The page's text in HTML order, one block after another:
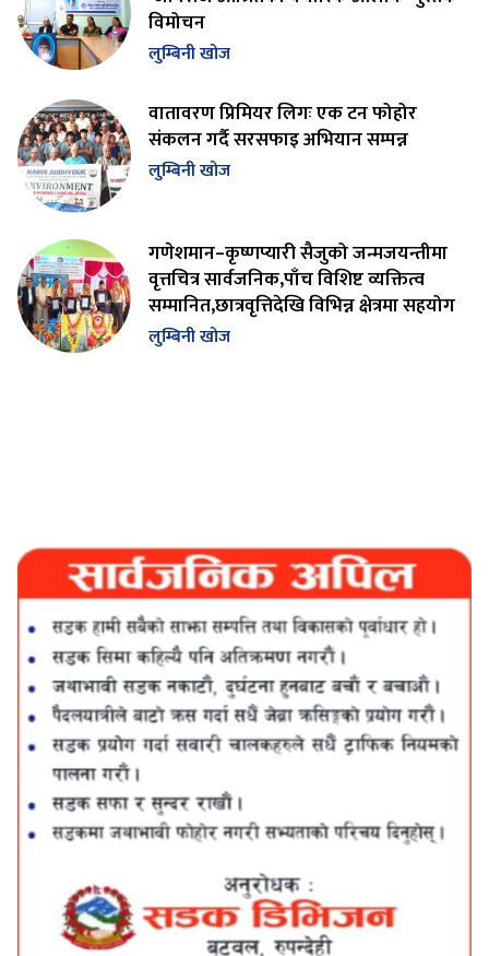
विमोचन
लुम्बिनी खोज
वातावरण प्रिमियर लिगः एक टन फोहोर
संकलन गर्दै सरसफाइ अभियान सम्पन्न
लुम्बिनी खोज
गणेशमान–कृष्णप्यारी सैजुको जन्मजयन्तीमा
वृत्तचित्र सार्वजनिक,पाँच विशिष्ट व्यक्तित्व
सम्मानित,छात्रवृत्तिदेखि विभिन्न क्षेत्रमा सहयोग
लुम्बिनी खोज